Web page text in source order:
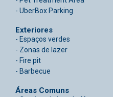
- UberBox Parking
Exteriores
- Espaços verdes
- Zonas de lazer
- Fire pit
- Barbecue
Áreas Comuns